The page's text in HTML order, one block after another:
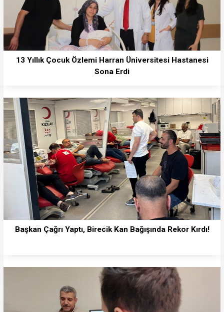
13 Yıllık Çocuk Özlemi Harran Üniversitesi Hastanesi
Sona Erdi
Başkan Çağrı Yaptı, Birecik Kan Bağışında Rekor Kırdı!